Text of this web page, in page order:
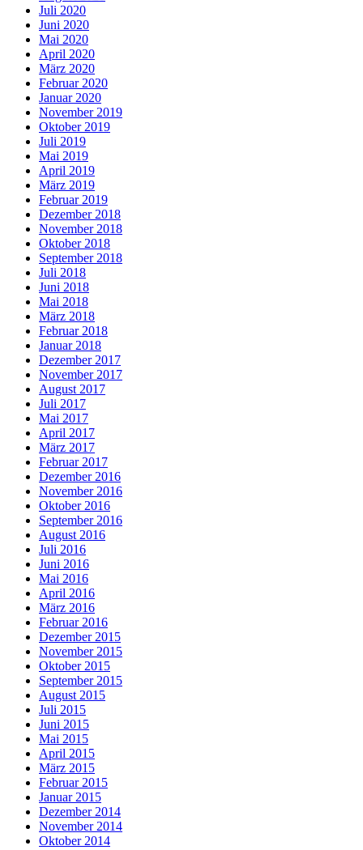
Juli 2020
Juni 2020
Mai 2020
April 2020
März 2020
Februar 2020
Januar 2020
November 2019
Oktober 2019
Juli 2019
Mai 2019
April 2019
März 2019
Februar 2019
Dezember 2018
November 2018
Oktober 2018
September 2018
Juli 2018
Juni 2018
Mai 2018
März 2018
Februar 2018
Januar 2018
Dezember 2017
November 2017
August 2017
Juli 2017
Mai 2017
April 2017
März 2017
Februar 2017
Dezember 2016
November 2016
Oktober 2016
September 2016
August 2016
Juli 2016
Juni 2016
Mai 2016
April 2016
März 2016
Februar 2016
Dezember 2015
November 2015
Oktober 2015
September 2015
August 2015
Juli 2015
Juni 2015
Mai 2015
April 2015
März 2015
Februar 2015
Januar 2015
Dezember 2014
November 2014
Oktober 2014